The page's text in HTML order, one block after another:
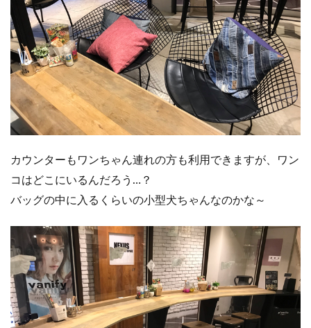
カウンターもワンちゃん連れの方も利用できますが、ワン
コはどこにいるんだろう…？
バッグの中に入るくらいの小型犬ちゃんなのかな～